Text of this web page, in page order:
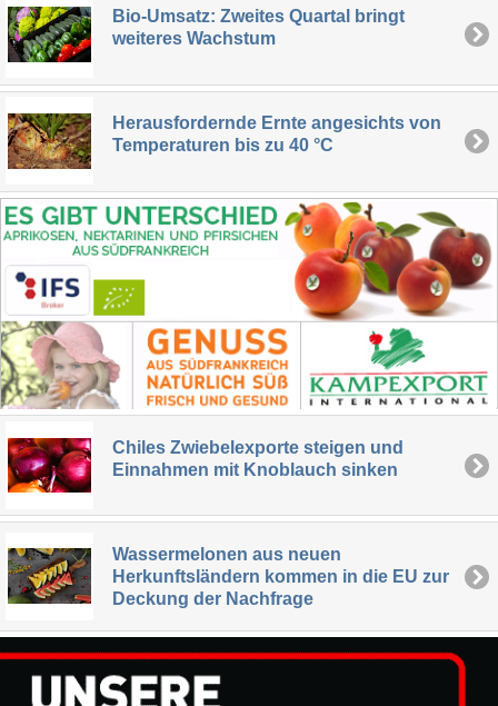
Bio-Umsatz: Zweites Quartal bringt
weiteres Wachstum
Herausfordernde Ernte angesichts von
Temperaturen bis zu 40 °C
Chiles Zwiebelexporte steigen und
Einnahmen mit Knoblauch sinken
Wassermelonen aus neuen
Herkunftsländern kommen in die EU zur
Deckung der Nachfrage